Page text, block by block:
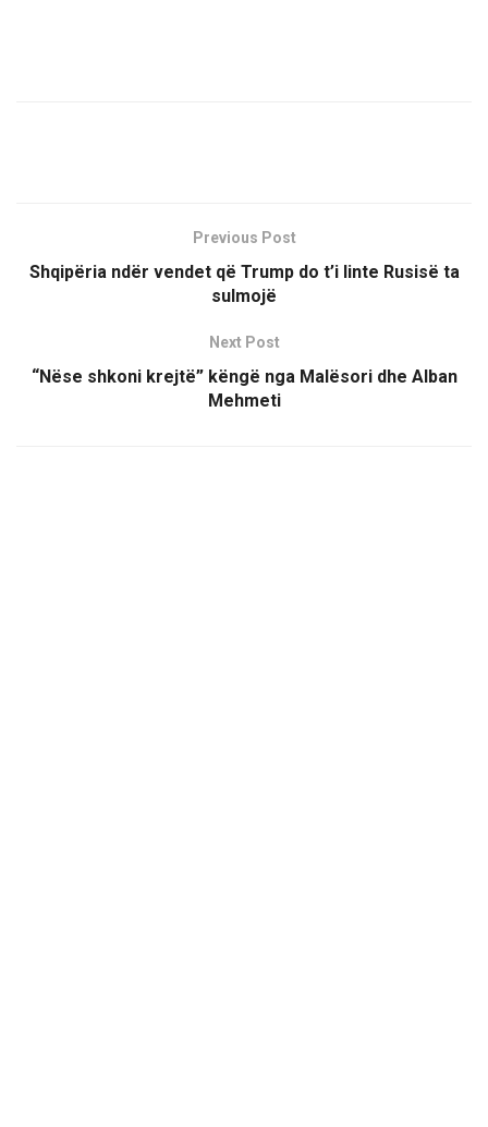
Previous Post
Shqipëria ndër vendet që Trump do t’i linte Rusisë ta
sulmojë
Next Post
“Nëse shkoni krejtë” këngë nga Malësori dhe Alban
Mehmeti